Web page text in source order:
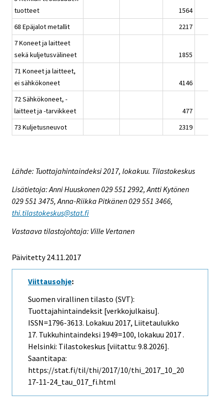
tuotteet
1564
68 Epäjalot metallit
2217
7 Koneet ja laitteet
sekä kuljetusvälineet
1855
71 Koneet ja laitteet,
ei sähkökoneet
4146
72 Sähkökoneet, -
laitteet ja -tarvikkeet
477
73 Kuljetusneuvot
2319
Lähde: Tuottajahintaindeksi 2017, lokakuu. Tilastokeskus
Lisätietoja: Anni Huuskonen 029 551 2992, Antti Kytönen
029 551 3475, Anna-Riikka Pitkänen 029 551 3466,
thi.tilastokeskus@stat.fi
Vastaava tilastojohtaja: Ville Vertanen
Päivitetty 24.11.2017
Viittausohje:
Suomen virallinen tilasto (SVT):
Tuottajahintaindeksit [verkkojulkaisu].
ISSN=1796-3613. Lokakuu 2017, Liitetaulukko
17. Tukkuhintaindeksi 1949=100, lokakuu 2017 .
Helsinki: Tilastokeskus [viitattu: 9.8.2026].
Saantitapa:
https://stat.fi/til/thi/2017/10/thi_2017_10_20
17-11-24_tau_017_fi.html